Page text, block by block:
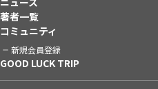
著者一覧
コミュニティ
新規会員登録
GOOD LUCK TRIP